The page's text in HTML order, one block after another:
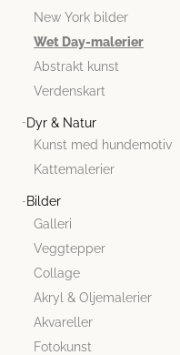
New York bilder
Wet Day-malerier
Abstrakt kunst
Verdenskart
Dyr & Natur
Kunst med hundemotiv
Kattemalerier
Bilder
Galleri
Veggtepper
Collage
Akryl & Oljemalerier
Akvareller
Fotokunst